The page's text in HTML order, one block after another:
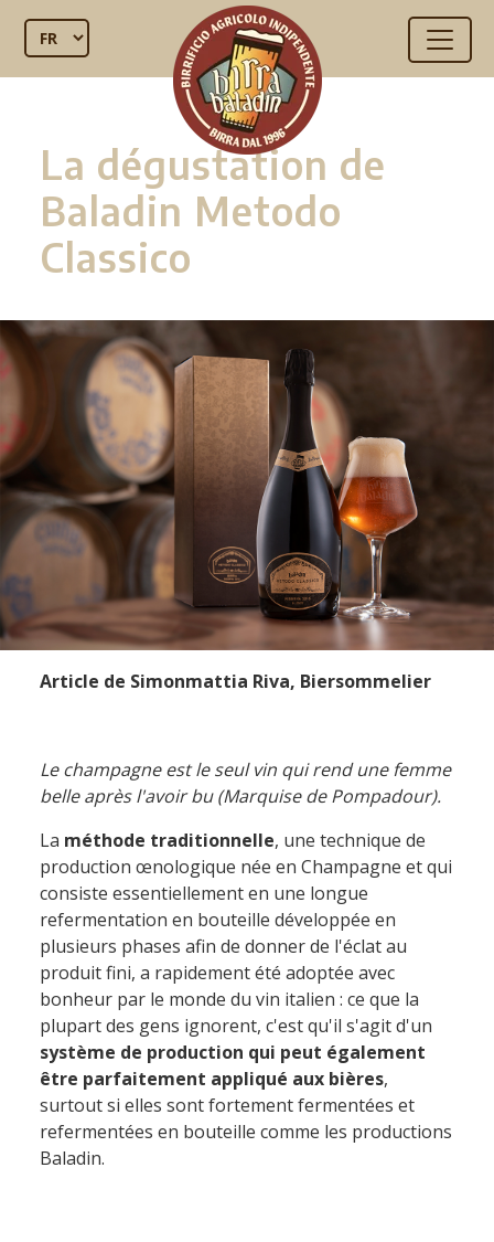
La dégustation de
Baladin Metodo
Classico
Article de Simonmattia Riva, Biersommelier
Le champagne est le seul vin qui rend une femme
belle après l'avoir bu (Marquise de Pompadour).
La méthode traditionnelle, une technique de
production œnologique née en Champagne et qui
consiste essentiellement en une longue
refermentation en bouteille développée en
plusieurs phases afin de donner de l'éclat au
produit fini, a rapidement été adoptée avec
bonheur par le monde du vin italien : ce que la
plupart des gens ignorent, c'est qu'il s'agit d'un
système de production qui peut également
être parfaitement appliqué aux bières,
surtout si elles sont fortement fermentées et
refermentées en bouteille comme les productions
Baladin.